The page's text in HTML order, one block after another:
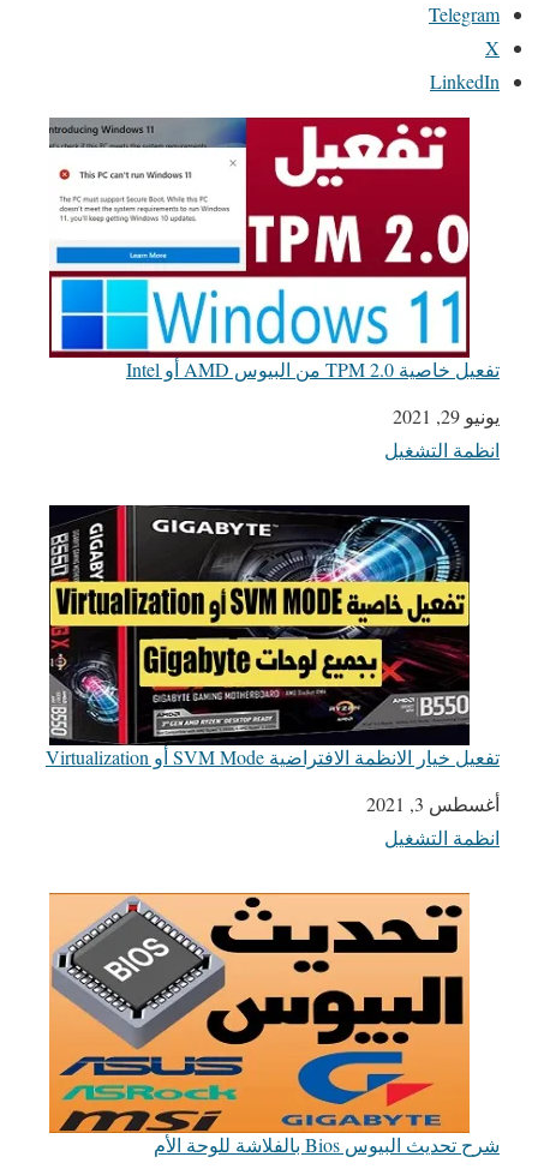
Telegram
X
LinkedIn
تفعيل خاصية TPM 2.0 من البيوس AMD أو Intel
التاريخ
يونيو 29, 2021
في ما يتعلق بما يأتي
انظمة التشغيل
تفعيل خيار الانظمة الافتراضية SVM Mode أو Virtualization
التاريخ
أغسطس 3, 2021
في ما يتعلق بما يأتي
انظمة التشغيل
شرح تحديث البيوس Bios بالفلاشة للوحة الأم